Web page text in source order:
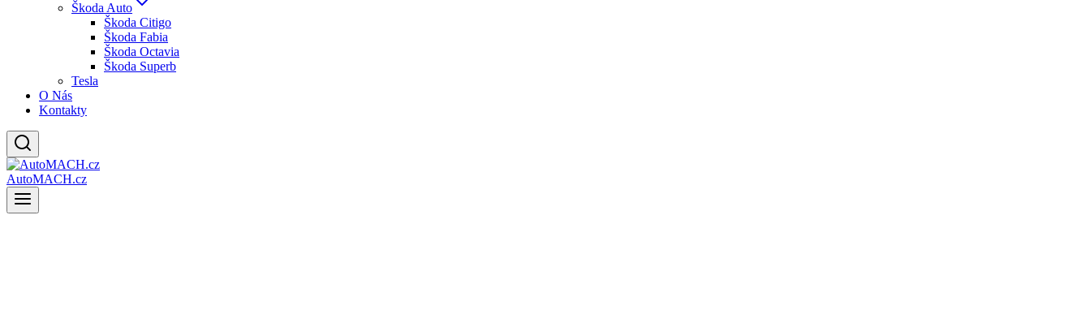
Škoda Auto
Škoda Citigo
Škoda Fabia
Škoda Octavia
Škoda Superb
Tesla
O Nás
Kontakty
AutoMACH.cz